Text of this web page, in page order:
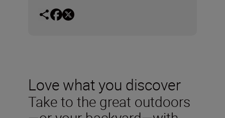
Love what you discover
Take to the great outdoors